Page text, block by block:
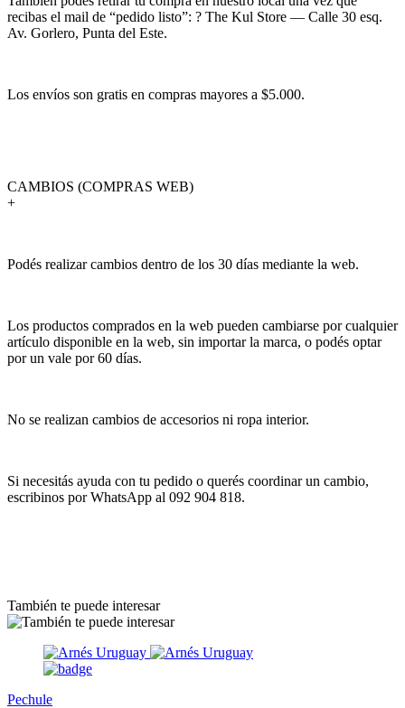
recibas el mail de “pedido listo”: ? The Kul Store — Calle 30 esq.
Av. Gorlero, Punta del Este.
Los envíos son gratis en compras mayores a $5.000.
CAMBIOS (COMPRAS WEB)
+
Podés realizar cambios dentro de los 30 días mediante la web.
Los productos comprados en la web pueden cambiarse por cualquier
artículo disponible en la web, sin importar la marca, o podés optar
por un vale por 60 días.
No se realizan cambios de accesorios ni ropa interior.
Si necesitás ayuda con tu pedido o querés coordinar un cambio,
escribinos por WhatsApp al 092 904 818.
También te puede interesar
Pechule